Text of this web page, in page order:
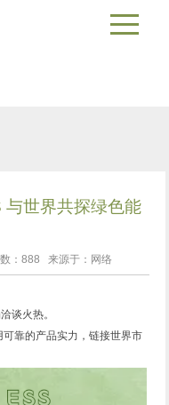
与世界共探绿色能
：888 来源于：网络
谈火热。
靠的产品实力，链接世界市